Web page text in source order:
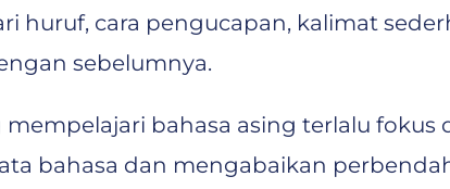
huruf, cara pengucapan, kalimat
sebelumnya.
bahasa asing terlalu
bahasa dan mengabaikan